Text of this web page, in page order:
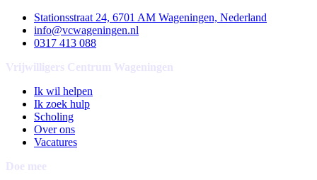
Stationsstraat 24, 6701 AM Wageningen, Nederland
info@vcwageningen.nl
0317 413 088
Vrijwilligers Centrum Wageningen
Ik wil helpen
Ik zoek hulp
Scholing
Over ons
Vacatures
Doe mee